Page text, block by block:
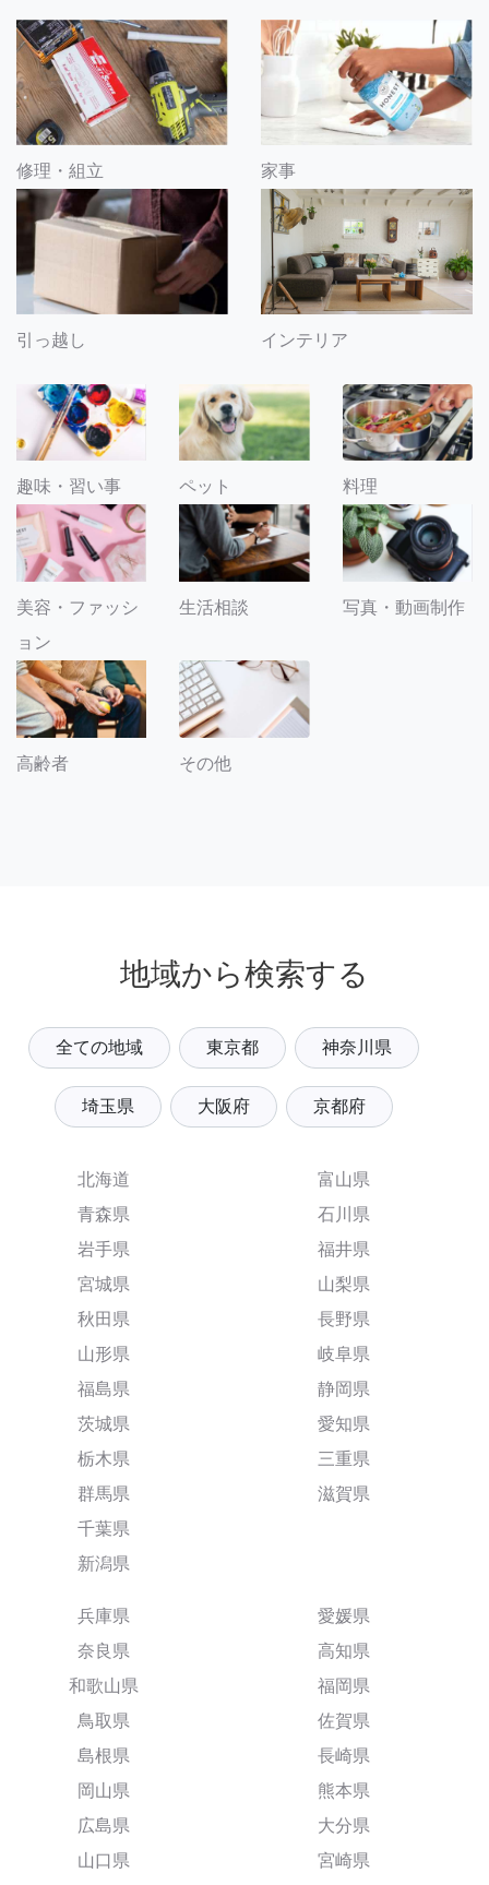
修理・組立 家事
引っ越し インテリア
趣味・習い事 ペット 料理
美容・ファッシ
ョン
生活相談 写真・動画制作
高齢者 その他
地域から検索する
全ての地域 東京都 神奈川県
埼玉県 大阪府 京都府
北海道
青森県
岩手県
宮城県
秋田県
山形県
福島県
茨城県
栃木県
群馬県
千葉県
新潟県
富山県
石川県
福井県
山梨県
長野県
岐阜県
静岡県
愛知県
三重県
滋賀県
兵庫県
奈良県
和歌山県
鳥取県
島根県
岡山県
広島県
山口県
愛媛県
高知県
福岡県
佐賀県
長崎県
熊本県
大分県
宮崎県